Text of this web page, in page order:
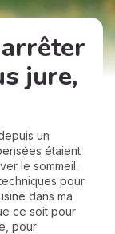
jure,
un
étaient
le sommeil.
pour
dans ma
ce soit pour
pour